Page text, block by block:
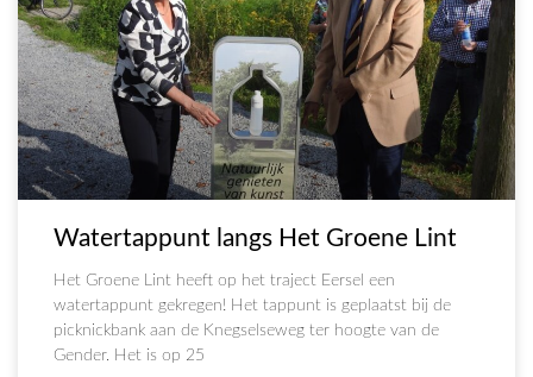
Watertappunt langs Het Groene Lint
Het Groene Lint heeft op het traject Eersel een
watertappunt gekregen! Het tappunt is geplaatst bij de
picknickbank aan de Knegselseweg ter hoogte van de
Gender. Het is op 25